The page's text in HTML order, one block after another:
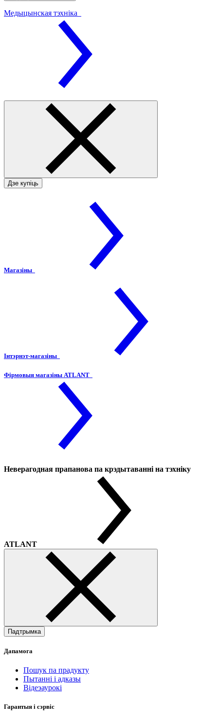
Медыцынская тэхніка
Дзе купіць
Магазіны
Інтэрнэт-магазіны
Фірмовыя магазіны ATLANT
Неверагодная прапанова па крэдытаванні на тэхніку
ATLANT
Падтрымка
Дапамога
Пошук па прадукту
Пытанні і адказы
Відеэаурокі
Гарантыя і сэрвіс